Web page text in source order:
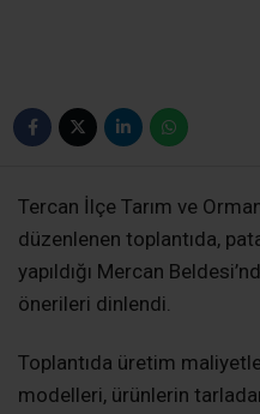
Tercan İlçe Tarım ve
düzenlenen toplantıda,
yapıldığı Mercan
Toplantıda üretim